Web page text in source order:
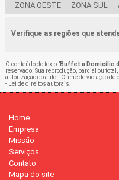
ZONA OESTE ZONA SUL
Verifique as regiões que
O conteúdo do texto "Buffet a Domicílio
reservado. Sua reprodução, parcial ou
autorização do autor. Crime de violação
- Lei de direitos autorais
Home
Empresa
Missão
Serviços
Contato
Mapa do site